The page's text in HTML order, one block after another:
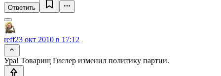
Ответить
reff23 окт 2010 в 17:12
Ура! Товарищ Гислер изменил политику партии.